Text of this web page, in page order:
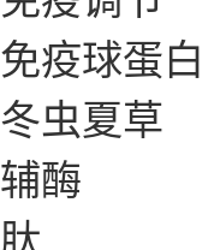
免疫球蛋白
冬虫夏草
辅酶
肽